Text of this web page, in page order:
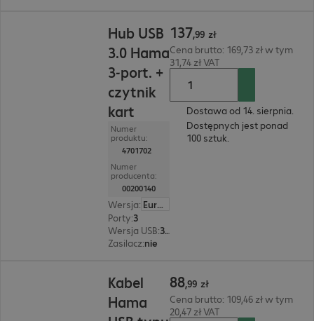
Hub USB
3.0 Hama
3-port. +
czytnik
kart
Numer
produktu:
4701702
Numer
producenta:
00200140
Wersja:
Europa
Porty:3
Wersja USB: 3.0
Zasilacz:nie
137,99 zł
Cena brutto: 169,73 zł w tym
31,74 zł VAT
Dostawa od 14. sierpnia.
Dostępnych jest ponad
100 sztuk.
Kabel
Hama
88,99 zł
Cena brutto: 109,46 zł w tym
20,47 zł VAT